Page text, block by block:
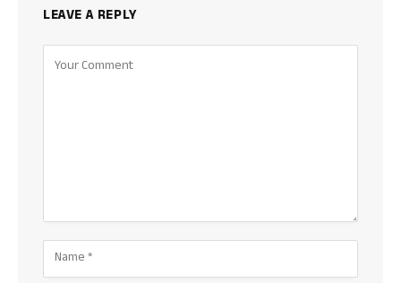
LEAVE A REPLY